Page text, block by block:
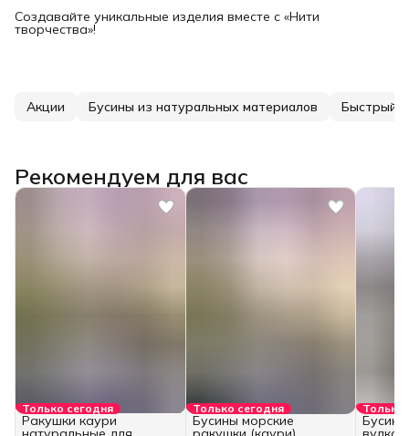
Создавайте уникальные изделия вместе с «Нити
творчества»!
Акции Бусины из натуральных материалов Быстрый
Рекомендуем для вас
Только сегодня
Ракушки каури
Только сегодня
Бусины морские
Только